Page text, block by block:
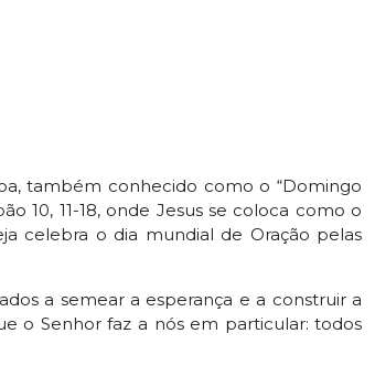
também conhecido como o “Domingo
10, 11-18, onde Jesus se coloca como o
celebra o dia mundial de Oração pelas
a semear a esperança e a construir a
o Senhor faz a nós em particular: todos